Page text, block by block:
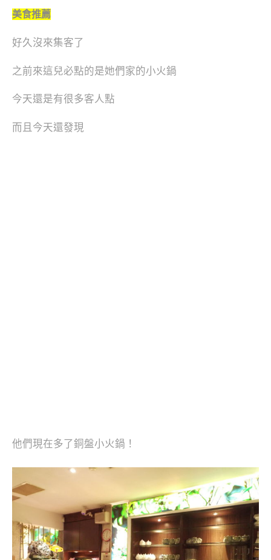
美食推薦
好久沒來集客了
之前來這兒必點的是她們家的小火鍋
今天還是有很多客人點
而且今天還發現
他們現在多了銅盤小火鍋！